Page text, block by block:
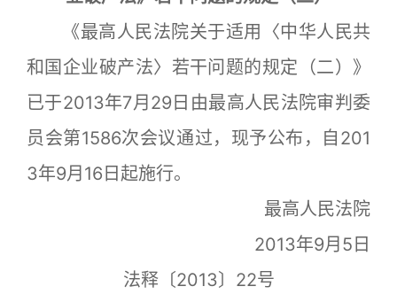
《最高人民法院关于适用〈中华人民共
和国企业破产法〉若干问题的规定（二）》
已于2013年7月29日由最高人民法院审判委
员会第1586次会议通过，现予公布，自201
3年9月16日起施行。
最高人民法院
2013年9月5日
法释〔2013〕22号